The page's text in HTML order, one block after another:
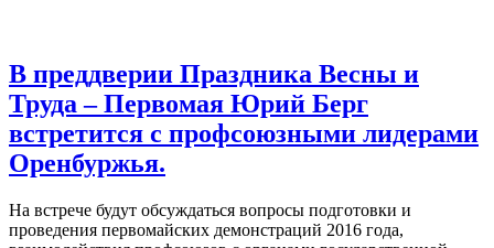
В преддверии Праздника Весны и
Труда – Первомая Юрий Берг
встретится с профсоюзными лидерами
Оренбуржья.
На встрече будут обсуждаться вопросы подготовки и
проведения первомайских демонстраций 2016 года,